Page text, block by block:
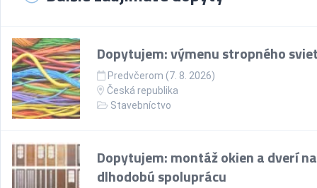
Dopytujem: výmenu stropného
Predvčerom (7. 8. 2026)
Česká republika
Stavebníctvo
Dopytujem: montáž okien a dverí na
dlhodobú spoluprácu